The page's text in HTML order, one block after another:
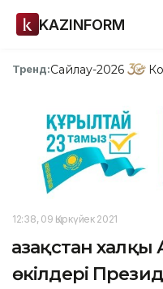
KAZINFORM
Тренд:Сайлау-2026
12:38, 09 Қыркүйек 2021
Қазақстан
өкілдері